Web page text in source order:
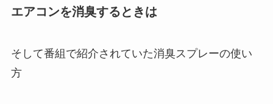
エアコンを消臭するときは
そして番組で紹介されていた消臭スプレーの使い
方